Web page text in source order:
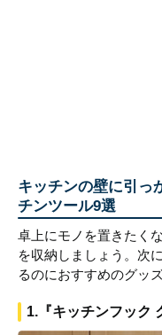
キッチンの壁に引っ
チンツール9選
卓上にモノを置きたく
を収納しましょう。次
るのにおすすめのグッ
1.『キッチンフック